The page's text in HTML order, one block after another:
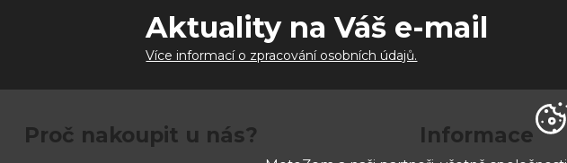
Aktuality na Váš e-mail
Více informací o zpracování osobních údajů.
Proč nakoupit u nás? Informace